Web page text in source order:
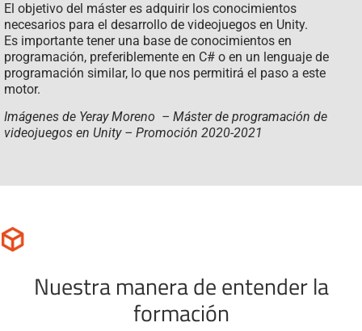
El objetivo del máster es adquirir los conocimientos
necesarios para el desarrollo de videojuegos en Unity.
Es importante tener una base de conocimientos en
programación, preferiblemente en C# o en un lenguaje de
programación similar, lo que nos permitirá el paso a este
motor.
Imágenes de Yeray Moreno – Máster de programación de
videojuegos en Unity – Promoción 2020-2021
Nuestra manera de entender la
formación